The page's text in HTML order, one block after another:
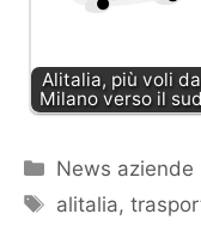
Alitalia, più voli da
Milano verso il sud
Categorie
News aziende
Tag
alitalia,